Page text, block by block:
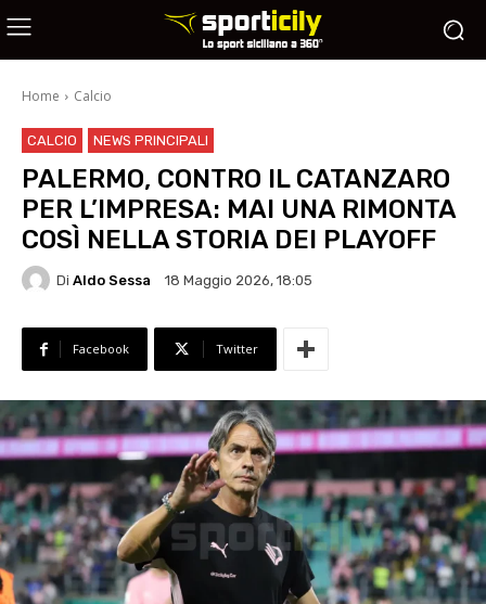
Home Calcio
CALCIO NEWS PRINCIPALI
PALERMO, CONTRO IL CATANZARO
PER L’IMPRESA: MAI UNA RIMONTA
COSÌ NELLA STORIA DEI PLAYOFF
Di Aldo Sessa 18 Maggio 2026, 18:05
Facebook Twitter